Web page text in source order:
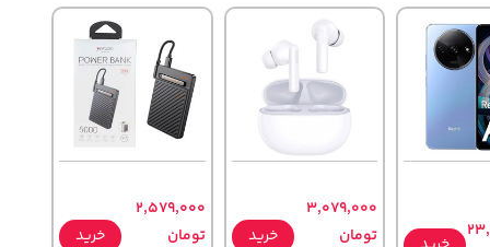
3,079,000
تومان
خرید
2,579,000
تومان
خرید